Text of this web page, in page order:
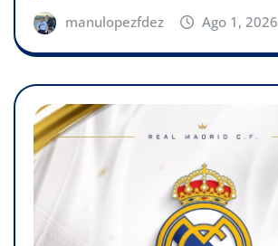
manulopezfdez Ago 1, 2026